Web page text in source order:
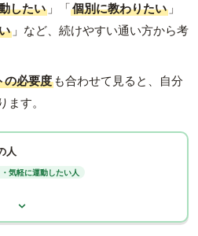
したい 」「個別に教わりたい 」
」など、続けやすい通い方から考
の必要度 も合わせて見ると、自分
す。
人
気軽に運動したい人